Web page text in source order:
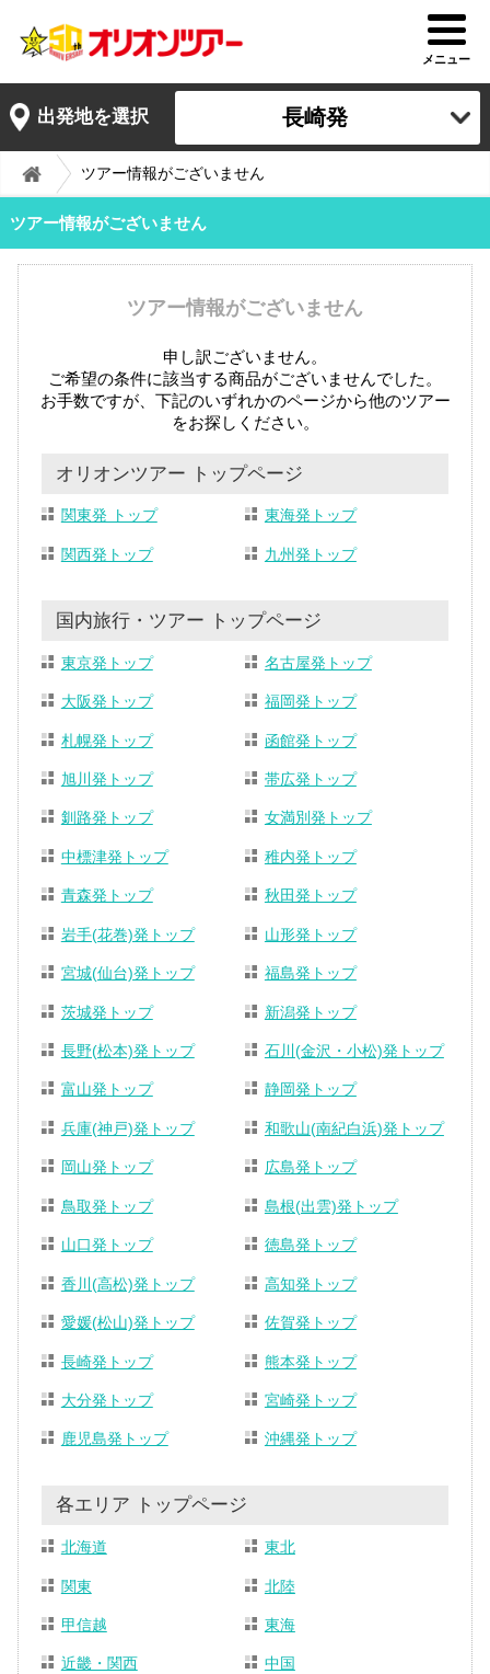
メニュー
出発地を選択 長崎発
ツアー情報がございません
ツアー情報がございません
ツアー情報がございません
申し訳ございません。
ご希望の条件に該当する商品がございませんでした。
お手数ですが、下記のいずれかのページから他のツアー
をお探しください。
オリオンツアー トップページ
関東発 トップ 東海発トップ
関西発トップ 九州発トップ
国内旅行・ツアー トップページ
東京発トップ 名古屋発トップ
大阪発トップ 福岡発トップ
札幌発トップ 函館発トップ
旭川発トップ 帯広発トップ
釧路発トップ 女満別発トップ
中標津発トップ 稚内発トップ
青森発トップ 秋田発トップ
岩手(花巻)発トップ 山形発トップ
宮城(仙台)発トップ 福島発トップ
茨城発トップ 新潟発トップ
長野(松本)発トップ 石川(金沢・小松)発トップ
富山発トップ 静岡発トップ
兵庫(神戸)発トップ 和歌山(南紀白浜)発トップ
岡山発トップ 広島発トップ
鳥取発トップ 島根(出雲)発トップ
山口発トップ 徳島発トップ
香川(高松)発トップ 高知発トップ
愛媛(松山)発トップ 佐賀発トップ
長崎発トップ 熊本発トップ
大分発トップ 宮崎発トップ
鹿児島発トップ 沖縄発トップ
各エリア トップページ
北海道 東北
関東 北陸
甲信越 東海
近畿・関西 中国